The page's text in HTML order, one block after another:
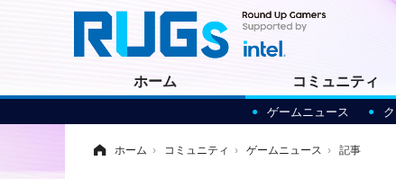
ホーム コミュニティ
ゲームニュース
ホーム › コミュニティ › ゲームニュース › 記事